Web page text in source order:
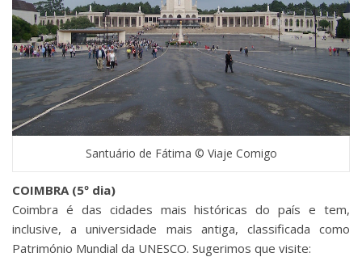
Santuário de Fátima © Viaje Comigo
COIMBRA (5º dia)
Coimbra é das cidades mais históricas do país e tem,
inclusive, a universidade mais antiga, classificada como
Património Mundial da UNESCO. Sugerimos que visite: